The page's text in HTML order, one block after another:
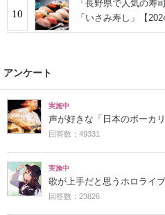
10
「長野県で人気の
「いさみ寿し」【
アンケート
実施中
声が好きな「日本のボーカ
回答数：49331
実施中
歌が上手だと思うホロライ
回答数：23826